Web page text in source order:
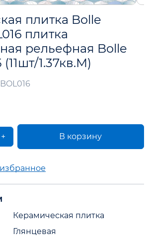
плитка Bolle
плитка
рельефная Bolle
1.37кв.М)
+ В корзину
Керамическая плитка
Глянцевая